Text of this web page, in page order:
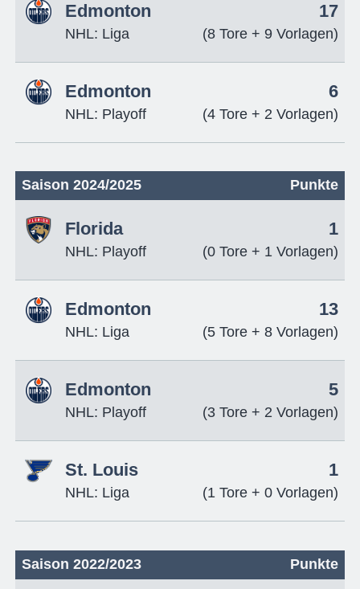
Edmonton
NHL: Liga
17
(8 Tore + 9 Vorlagen)
Edmonton
NHL: Playoff
6
(4 Tore + 2 Vorlagen)
Saison 2024/2025 Punkte
Florida
NHL: Playoff
1
(0 Tore + 1 Vorlagen)
Edmonton
NHL: Liga
13
(5 Tore + 8 Vorlagen)
Edmonton
NHL: Playoff
5
(3 Tore + 2 Vorlagen)
St. Louis
NHL: Liga
1
(1 Tore + 0 Vorlagen)
Saison 2022/2023 Punkte